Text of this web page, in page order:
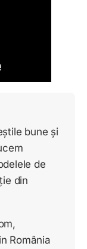
bune și
de
din
România